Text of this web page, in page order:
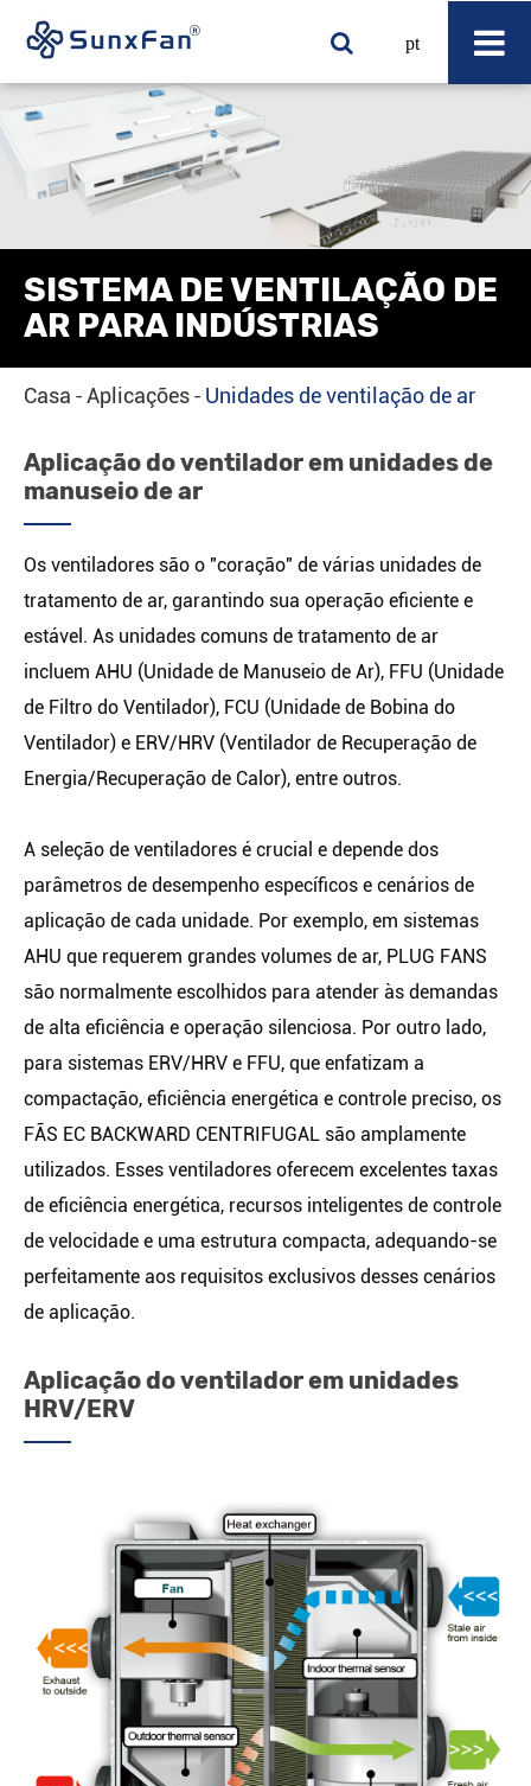
pt
SISTEMA DE VENTILAÇÃO DE
AR PARA INDÚSTRIAS
Casa Aplicações Unidades de ventilação de ar
Aplicação do ventilador em unidades de
manuseio de ar
Os ventiladores são o "coração" de várias unidades de
tratamento de ar, garantindo sua operação eficiente e
estável. As unidades comuns de tratamento de ar
incluem AHU (Unidade de Manuseio de Ar), FFU (Unidade
de Filtro do Ventilador), FCU (Unidade de Bobina do
Ventilador) e ERV/HRV (Ventilador de Recuperação de
Energia/Recuperação de Calor), entre outros.
A seleção de ventiladores é crucial e depende dos
parâmetros de desempenho específicos e cenários de
aplicação de cada unidade. Por exemplo, em sistemas
AHU que requerem grandes volumes de ar, PLUG FANS
são normalmente escolhidos para atender às demandas
de alta eficiência e operação silenciosa. Por outro lado,
para sistemas ERV/HRV e FFU, que enfatizam a
compactação, eficiência energética e controle preciso, os
FÃS EC BACKWARD CENTRIFUGAL são amplamente
utilizados. Esses ventiladores oferecem excelentes taxas
de eficiência energética, recursos inteligentes de controle
de velocidade e uma estrutura compacta, adequando-se
perfeitamente aos requisitos exclusivos desses cenários
de aplicação.
Aplicação do ventilador em unidades
HRV/ERV